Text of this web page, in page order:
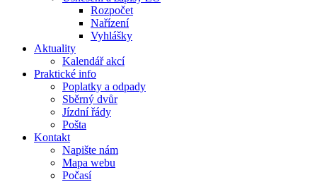
Rozpočet
Nařízení
Vyhlášky
Aktuality
Kalendář akcí
Praktické info
Poplatky a odpady
Sběrný dvůr
Jízdní řády
Pošta
Kontakt
Napište nám
Mapa webu
Počasí